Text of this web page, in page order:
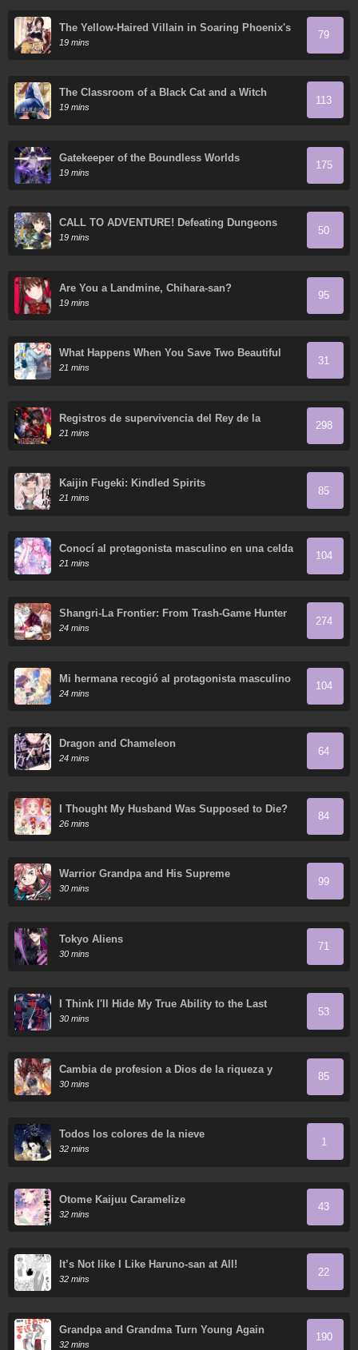
The Yellow-Haired Villain in Soaring Phoenix's
Novels Also Desires Happiness
19 mins
79
The Classroom of a Black Cat and a Witch
19 mins
113
Gatekeeper of the Boundless Worlds
19 mins
175
CALL TO ADVENTURE! Defeating Dungeons
with a Skill Board
19 mins
50
Are You a Landmine, Chihara-san?
19 mins
95
What Happens When You Save Two Beautiful
Sisters Who Hate Men Without Telling Them
Your Name?
21 mins
31
Registros de supervivencia del Rey de la
Espada del Otro Mundo
21 mins
298
Kaijin Fugeki: Kindled Spirits
21 mins
85
Conocí al protagonista masculino en una celda
(Nueva versión)
21 mins
104
Shangri-La Frontier: From Trash-Game Hunter
to God-Tier Game Master!
24 mins
274
Mi hermana recogió al protagonista masculino
24 mins
104
Dragon and Chameleon
24 mins
64
I Thought My Husband Was Supposed to Die?
26 mins
84
Warrior Grandpa and His Supreme
Granddaughter
30 mins
99
Tokyo Aliens
30 mins
71
I Think I'll Hide My True Ability to the Last
Moment
30 mins
53
Cambia de profesion a Dios de la riqueza y
domestica innumerables mascotas divinas
30 mins
85
Todos los colores de la nieve
32 mins
1
Otome Kaijuu Caramelize
32 mins
43
It’s Not like I Like Haruno-san at All!
32 mins
22
Grandpa and Grandma Turn Young Again
32 mins
190